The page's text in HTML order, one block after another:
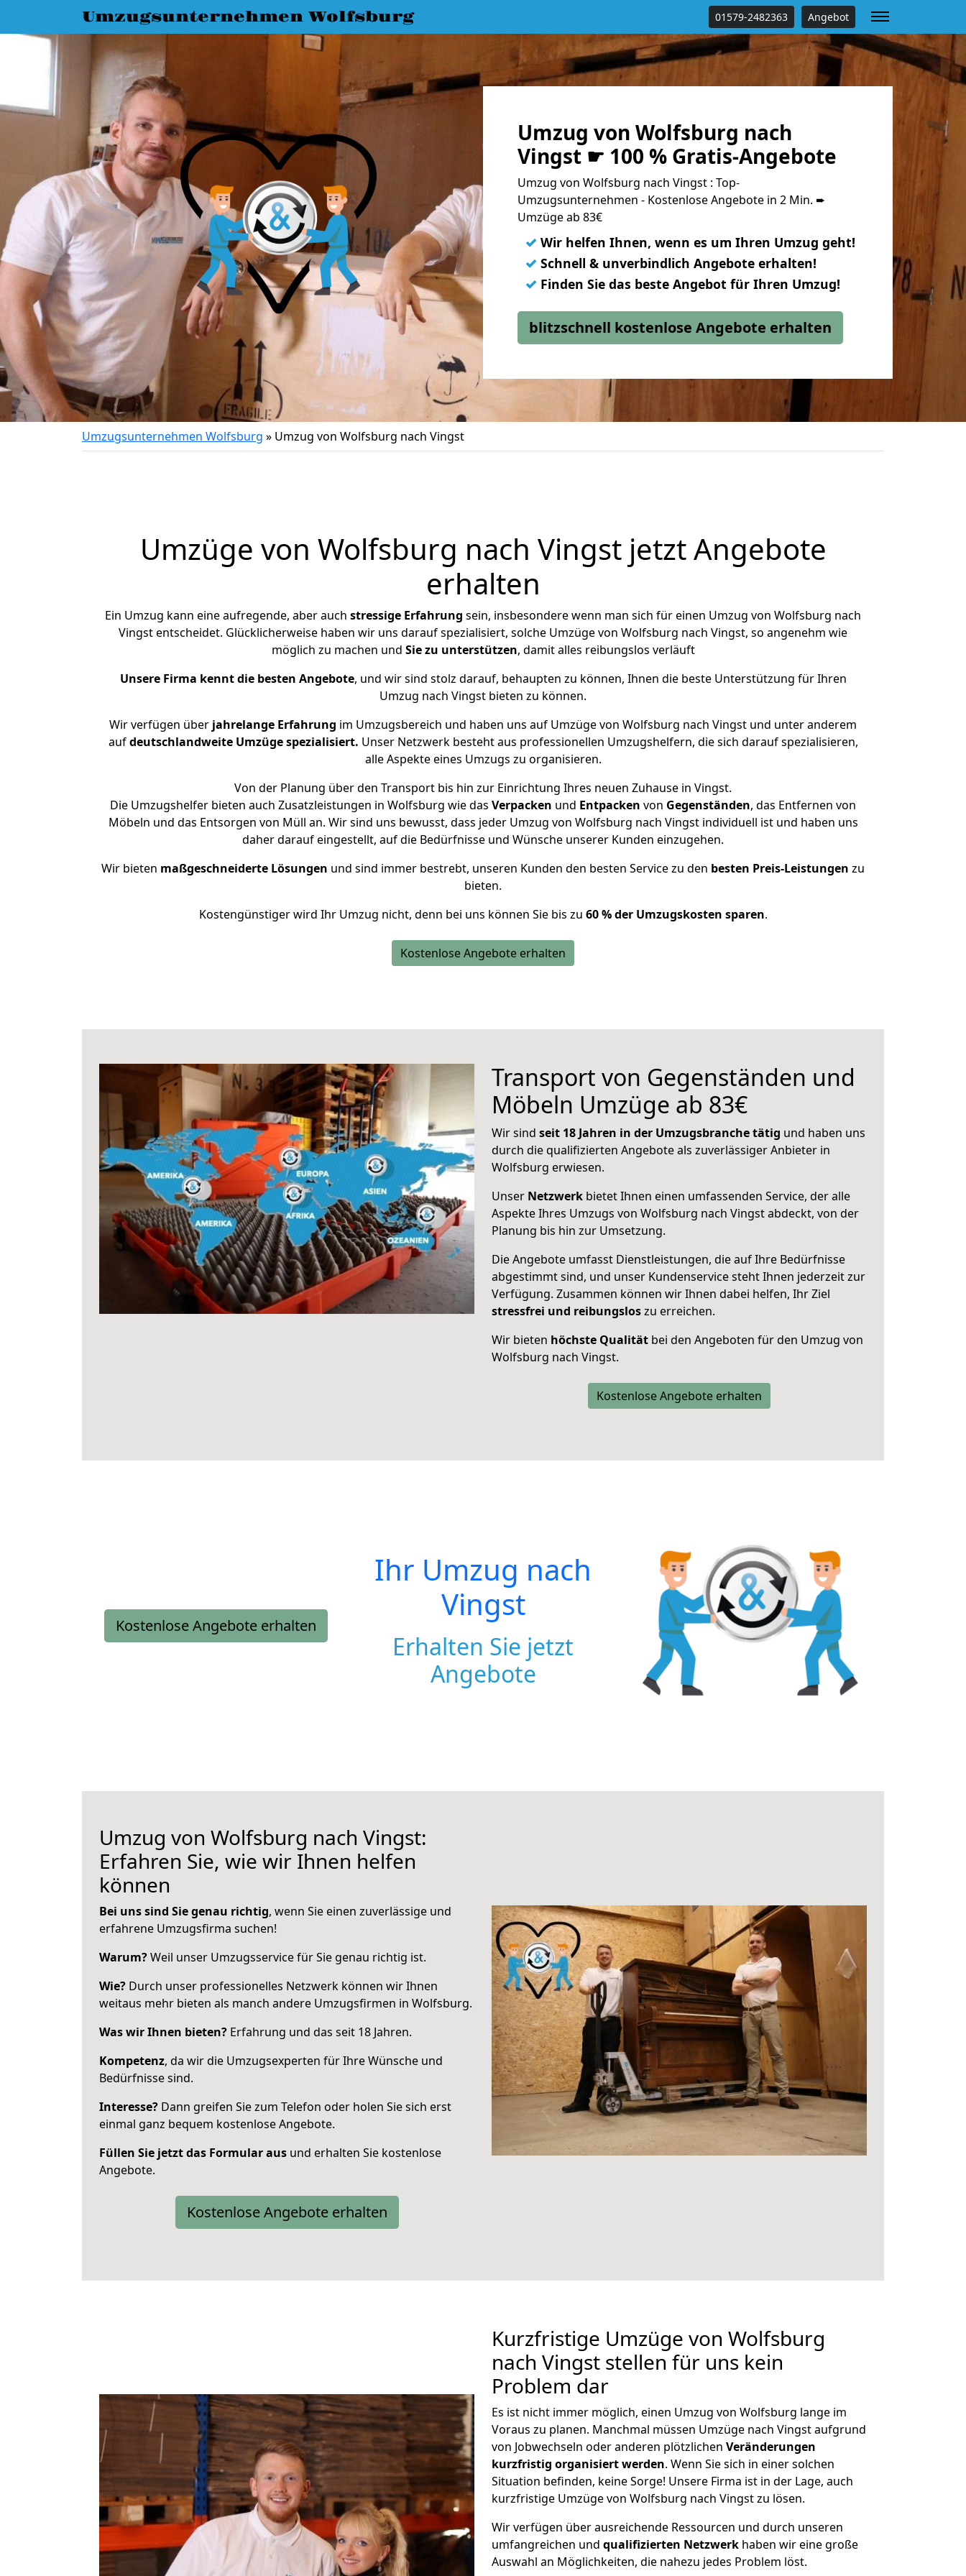
Umzugsunternehmen Wolfsburg 01579-2482363 Angebot
Umzug von Wolfsburg nach
Vingst ☛ 100 % Gratis-Angebote
Umzug von Wolfsburg nach Vingst : Top-
Umzugsunternehmen - Kostenlose Angebote in 2 Min. ➨
Umzüge ab 83€
✓ Wir helfen Ihnen, wenn es um Ihren Umzug geht!
✓ Schnell & unverbindlich Angebote erhalten!
✓ Finden Sie das beste Angebot für Ihren Umzug!
blitzschnell kostenlose Angebote erhalten
Umzugsunternehmen Wolfsburg » Umzug von Wolfsburg nach Vingst
Umzüge von Wolfsburg nach Vingst jetzt Angebote
erhalten
Ein Umzug kann eine aufregende, aber auch stressige Erfahrung sein, insbesondere wenn man sich für einen Umzug von Wolfsburg nach
Vingst entscheidet. Glücklicherweise haben wir uns darauf spezialisiert, solche Umzüge von Wolfsburg nach Vingst, so angenehm wie
möglich zu machen und Sie zu unterstützen, damit alles reibungslos verläuft
Unsere Firma kennt die besten Angebote, und wir sind stolz darauf, behaupten zu können, Ihnen die beste Unterstützung für Ihren
Umzug nach Vingst bieten zu können.
Wir verfügen über jahrelange Erfahrung im Umzugsbereich und haben uns auf Umzüge von Wolfsburg nach Vingst und unter anderem
aufdeutschlandweite Umzüge spezialisiert. Unser Netzwerk besteht aus professionellen Umzugshelfern, die sich darauf spezialisieren,
alle Aspekte eines Umzugs zu organisieren.
Von der Planung über den Transport bis hin zur Einrichtung Ihres neuen Zuhause in Vingst.
Die Umzugshelfer bieten auch Zusatzleistungen in Wolfsburg wie das Verpacken und Entpacken von Gegenständen, das Entfernen von
Möbeln und das Entsorgen von Müll an. Wir sind uns bewusst, dass jeder Umzug von Wolfsburg nach Vingst individuell ist und haben uns
daher darauf eingestellt, auf die Bedürfnisse und Wünsche unserer Kunden einzugehen.
Wir bieten maßgeschneiderte Lösungen und sind immer bestrebt, unseren Kunden den besten Service zu den besten Preis-Leistungen zu
bieten.
Kostengünstiger wird Ihr Umzug nicht, denn bei uns können Sie bis zu 60 % der Umzugskosten sparen.
Kostenlose Angebote erhalten
Transport von Gegenständen und
Möbeln Umzüge ab 83€
Wir sind seit 18 Jahren in der Umzugsbranche tätig und haben uns
durch die qualifizierten Angebote als zuverlässiger Anbieter in
Wolfsburg erwiesen.
Unser Netzwerk bietet Ihnen einen umfassenden Service, der alle
Aspekte Ihres Umzugs von Wolfsburg nach Vingst abdeckt, von der
Planung bis hin zur Umsetzung.
Die Angebote umfasst Dienstleistungen, die auf Ihre Bedürfnisse
abgestimmt sind, und unser Kundenservice steht Ihnen jederzeit zur
Verfügung. Zusammen können wir Ihnen dabei helfen, Ihr Ziel
stressfrei und reibungsloszu erreichen.
Wir bieten höchste Qualität bei den Angeboten für den Umzug von
Wolfsburg nach Vingst.
Kostenlose Angebote erhalten
Kostenlose Angebote erhalten
Ihr Umzug nach
Vingst
Erhalten Sie jetzt
Angebote
Umzug von Wolfsburg nach Vingst:
Erfahren Sie, wie wir Ihnen helfen
können
Bei uns sind Sie genau richtig, wenn Sie einen zuverlässige und
erfahrene Umzugsfirma suchen!
Warum?Weil unser Umzugsservice für Sie genau richtig ist.
Wie? Durch unser professionelles Netzwerk können wir Ihnen
weitaus mehr bieten als manch andere Umzugsfirmen in Wolfsburg.
Was wir Ihnen bieten? Erfahrung und das seit 18 Jahren.
Kompetenz, da wir die Umzugsexperten für Ihre Wünsche und
Bedürfnisse sind.
Interesse? Dann greifen Sie zum Telefon oder holen Sie sich erst
einmal ganz bequem kostenlose Angebote.
Füllen Sie jetzt das Formular aus und erhalten Sie kostenlose
Angebote.
Kostenlose Angebote erhalten
Kurzfristige Umzüge von Wolfsburg
nach Vingst stellen für uns kein
Problem dar
Es ist nicht immer möglich, einen Umzug von Wolfsburg lange im
Voraus zu planen. Manchmal müssen Umzüge nach Vingst aufgrund
von Jobwechseln oder anderen plötzlichen Veränderungen
kurzfristig organisiert werden. Wenn Sie sich in einer solchen
Situation befinden, keine Sorge! Unsere Firma ist in der Lage, auch
kurzfristige Umzüge von Wolfsburg nach Vingst zu lösen.
Wir verfügen über ausreichende Ressourcen und durch unseren
umfangreichen und qualifizierten Netzwerk haben wir eine große
Auswahl an Möglichkeiten, die nahezu jedes Problem löst.